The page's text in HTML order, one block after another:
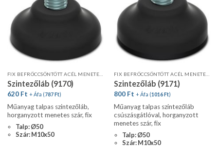
Szintezőláb (9170)
620 Ft + Áfa (787Ft)
Műanyag talpas szintezőláb,
horganyzott menetes szár, fix
Talp: Ø50
Szár: M10x50
Szintezőláb (9171)
800 Ft + Áfa (1016Ft)
Műanyag talpas szintezőláb
csúszásgátlóval, horganyzott
menetes szár, fix
Talp: Ø50
Szár: M10x50